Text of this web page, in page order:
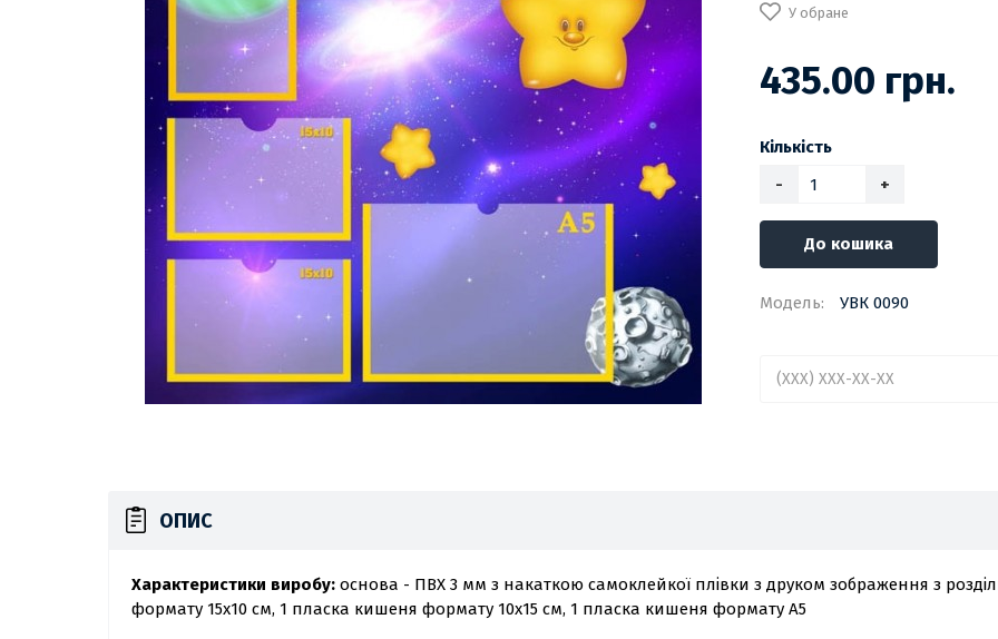
У обране
435.00 грн.
Кількість
-
+
До кошика
Модель: УВК 0090
ОПИС
Характеристики виробу: основа - ПВХ 3 мм з накаткою самоклейкої плівки з друком зображення з
формату 15х10 см, 1 пласка кишеня формату 10х15 см, 1 пласка кишеня формату А5